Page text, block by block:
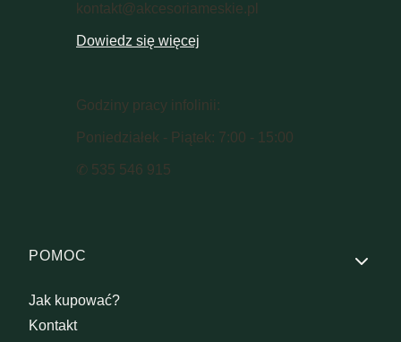
kontakt@akcesoriameskie.pl
Dowiedz się więcej
Godziny pracy infolinii:
Poniedziałek - Piątek: 7:00 - 15:00
✆ 535 546 915
Linki w stopce
POMOC
Jak kupować?
Kontakt